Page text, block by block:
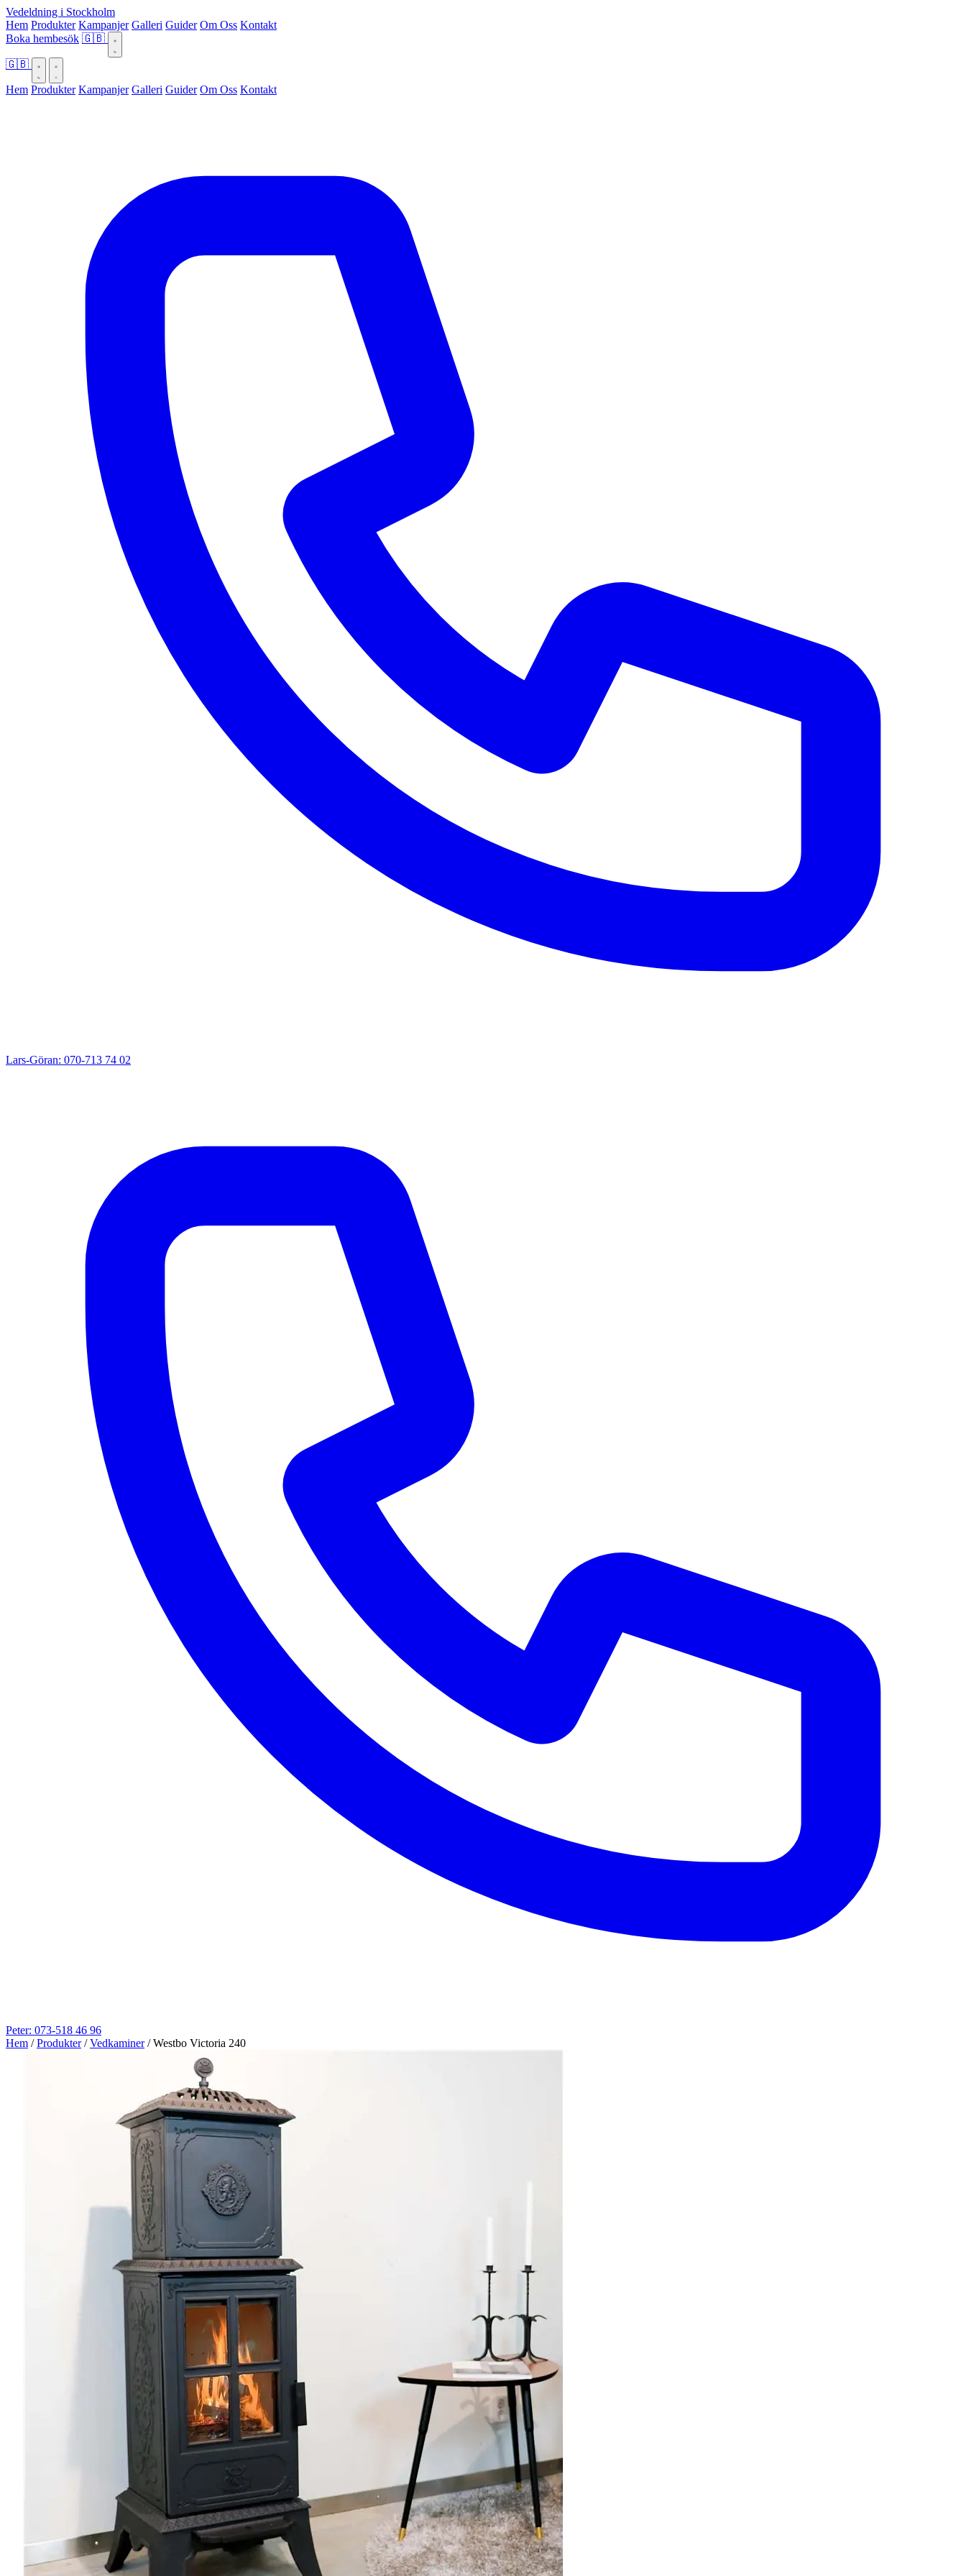
Vedeldning i Stockholm
Hem Produkter Kampanjer Galleri Guider Om Oss Kontakt
Boka hembesök 🇬🇧
🇬🇧
Hem Produkter Kampanjer Galleri Guider Om Oss Kontakt
Lars-Göran: 070-713 74 02
Peter: 073-518 46 96
Hem / Produkter / Vedkaminer / Westbo Victoria 240